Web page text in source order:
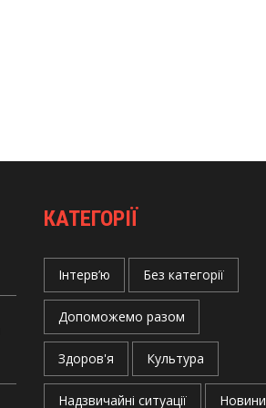
КАТЕГОРІЇ
Інтерв’ю Без категорії
Допоможемо разом
Здоров'я Культура
Надзвичайні ситуації Новини